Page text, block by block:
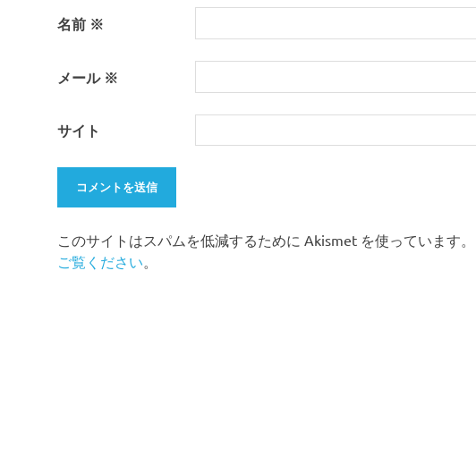
名前 ※
メール ※
サイト
このサイトはスパムを低減するために Akismet を使っています。
ご覧ください。